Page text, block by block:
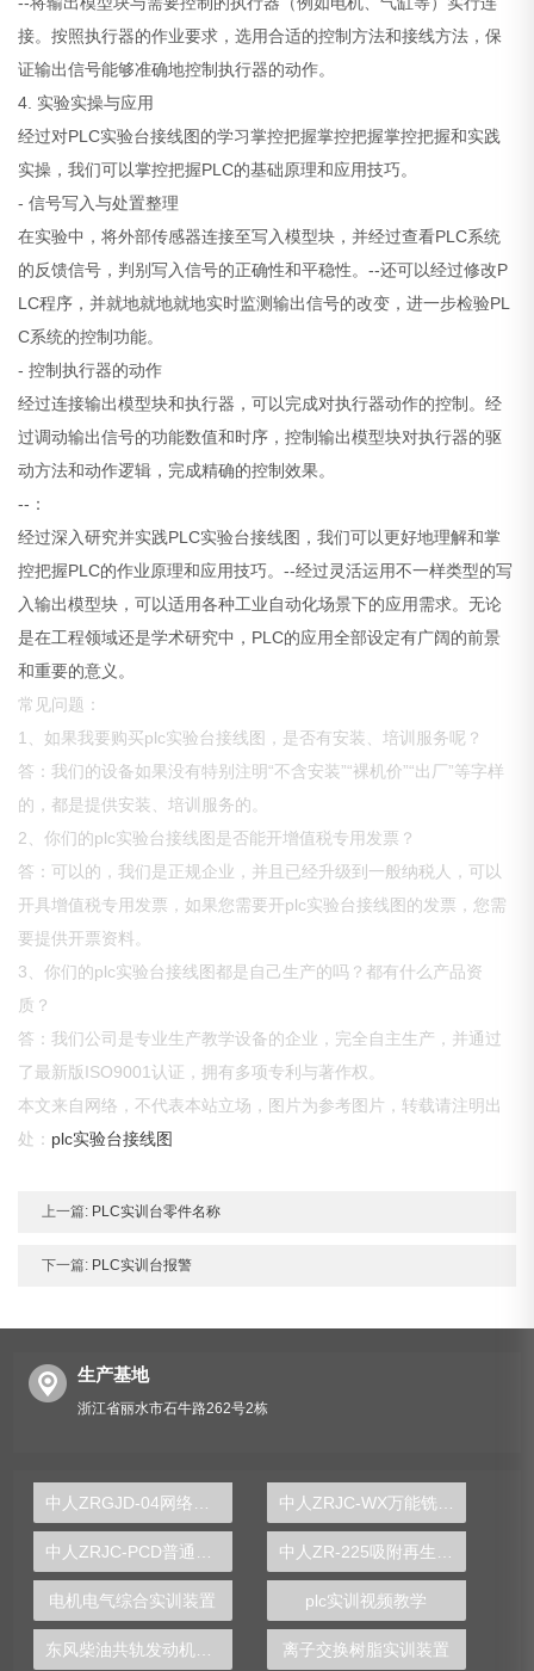
接。按照执行器的作业要求，选用合适的控制方法和接线方法，保
证输出信号能够准确地控制执行器的动作。
4. 实验实操与应用
经过对PLC实验台接线图的学习掌控把握掌控把握掌控把握和实践
实操，我们可以掌控把握PLC的基础原理和应用技巧。
- 信号写入与处置整理
在实验中，将外部传感器连接至写入模型块，并经过查看PLC系统
的反馈信号，判别写入信号的正确性和平稳性。--还可以经过修改P
LC程序，并就地就地就地实时监测输出信号的改变，进一步检验PL
C系统的控制功能。
- 控制执行器的动作
经过连接输出模型块和执行器，可以完成对执行器动作的控制。经
过调动输出信号的功能数值和时序，控制输出模型块对执行器的驱
动方法和动作逻辑，完成精确的控制效果。
--：
经过深入研究并实践PLC实验台接线图，我们可以更好地理解和掌
控把握PLC的作业原理和应用技巧。--经过灵活运用不一样类型的写
入输出模型块，可以适用各种工业自动化场景下的应用需求。无论
是在工程领域还是学术研究中，PLC的应用全部设定有广阔的前景
和重要的意义。
常见问题：
1、如果我要购买plc实验台接线图，是否有安装、培训服务呢？
答：我们的设备如果没有特别注明“不含安装”“裸机价”“出厂”等字样
的，都是提供安装、培训服务的。
2、你们的plc实验台接线图是否能开增值税专用发票？
答：可以的，我们是正规企业，并且已经升级到一般纳税人，可以
开具增值税专用发票，如果您需要开plc实验台接线图的发票，您需
要提供开票资料。
3、你们的plc实验台接线图都是自己生产的吗？都有什么产品资
质？
答：我们公司是专业生产教学设备的企业，完全自主生产，并通过
了最新版ISO9001认证，拥有多项专利与著作权。
本文来自网络，不代表本站立场，图片为参考图片，转载请注明出
处： plc实验台接线图
上一篇: PLC实训台零件名称
下一篇: PLC实训台报警
生产基地
浙江省丽水市石牛路262号2栋
中人ZRJC-WX万能铣床电气实训台（半实物）
电机电气综合实训装置 plc实训视频教学
离子交换树脂实训装置